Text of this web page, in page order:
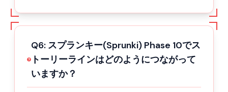
Q6: スプランキー(Sprunki) Phase 10でス
トーリーラインはどのようにつながって
いますか？